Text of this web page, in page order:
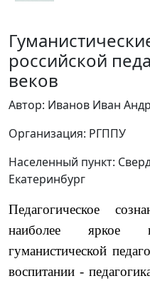
российской
веков
Автор: Иванов Иван
Организация: РГППУ
Населенный пункт:
Екатеринбург
Педагогическое
наиболее яр­кое
гуманистической
воспитании -